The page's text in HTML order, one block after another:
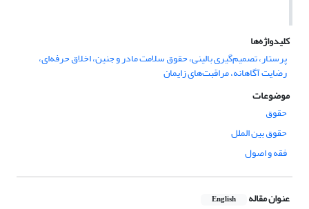
کلیدواژه‌ها
پرستار، تصمیم‌گیری بالینی، حقوق سلامت مادر و جنین، اخلاق حرفه‌ای،
رضایت آگاهانه، مراقبت‌های زایمان
موضوعات
حقوق
حقوق بین الملل
فقه و اصول
عنوان مقاله English